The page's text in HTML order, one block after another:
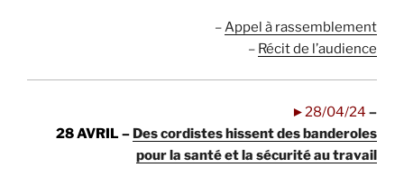
–Appel à rassemblement
– Récit de l’audience
►28/04/24 –
28 AVRIL – Des cordistes hissent des banderoles
pour la santé et la sécurité au travail